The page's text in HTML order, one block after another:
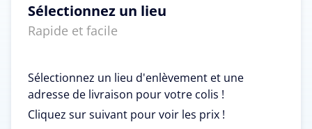
Sélectionnez un lieu
Rapide et facile
Sélectionnez un lieu d'enlèvement et une
adresse de livraison pour votre colis !
Cliquez sur suivant pour voir les prix !